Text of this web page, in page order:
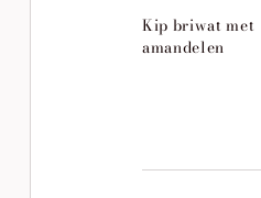
Kip briwat met
amandelen